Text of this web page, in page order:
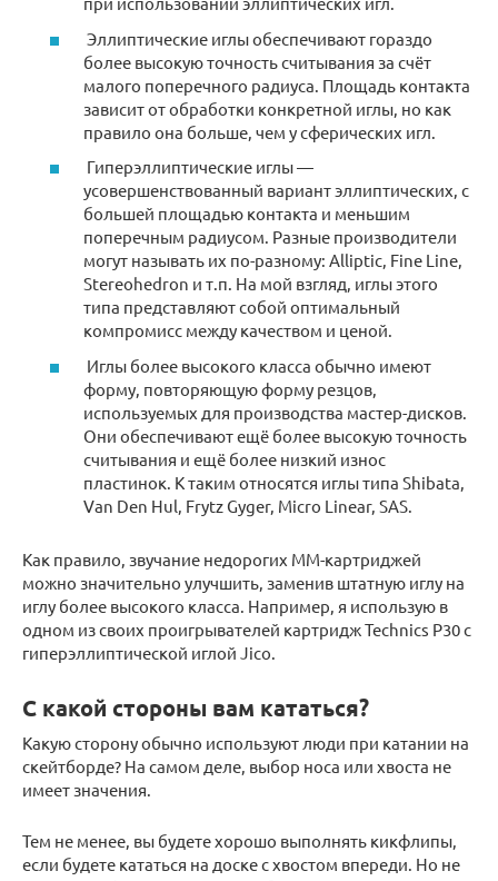
Эллиптические иглы обеспечивают гораздо
более высокую точность считывания за счёт
малого поперечного радиуса. Площадь контакта
зависит от обработки конкретной иглы, но как
правило она больше, чем у сферических игл.
Гиперэллиптические иглы —
усовершенствованный вариант эллиптических, с
большей площадью контакта и меньшим
поперечным радиусом. Разные производители
могут называть их по-разному: Alliptic, Fine Line,
Stereohedron и т.п. На мой взгляд, иглы этого
типа представляют собой оптимальный
компромисс между качеством и ценой.
Иглы более высокого класса обычно имеют
форму, повторяющую форму резцов,
используемых для производства мастер-дисков.
Они обеспечивают ещё более высокую точность
считывания и ещё более низкий износ
пластинок. К таким относятся иглы типа Shibata,
Van Den Hul, Frytz Gyger, Micro Linear, SAS.
Как правило, звучание недорогих ММ-картриджей
можно значительно улучшить, заменив штатную иглу на
иглу более высокого класса. Например, я использую в
одном из своих проигрывателей картридж Technics P30 с
гиперэллиптической иглой Jico.
С какой стороны вам кататься?
Какую сторону обычно используют люди при катании на
скейтборде? На самом деле, выбор носа или хвоста не
имеет значения.
Тем не менее, вы будете хорошо выполнять кикфлипы,
если будете кататься на доске с хвостом впереди. Но не